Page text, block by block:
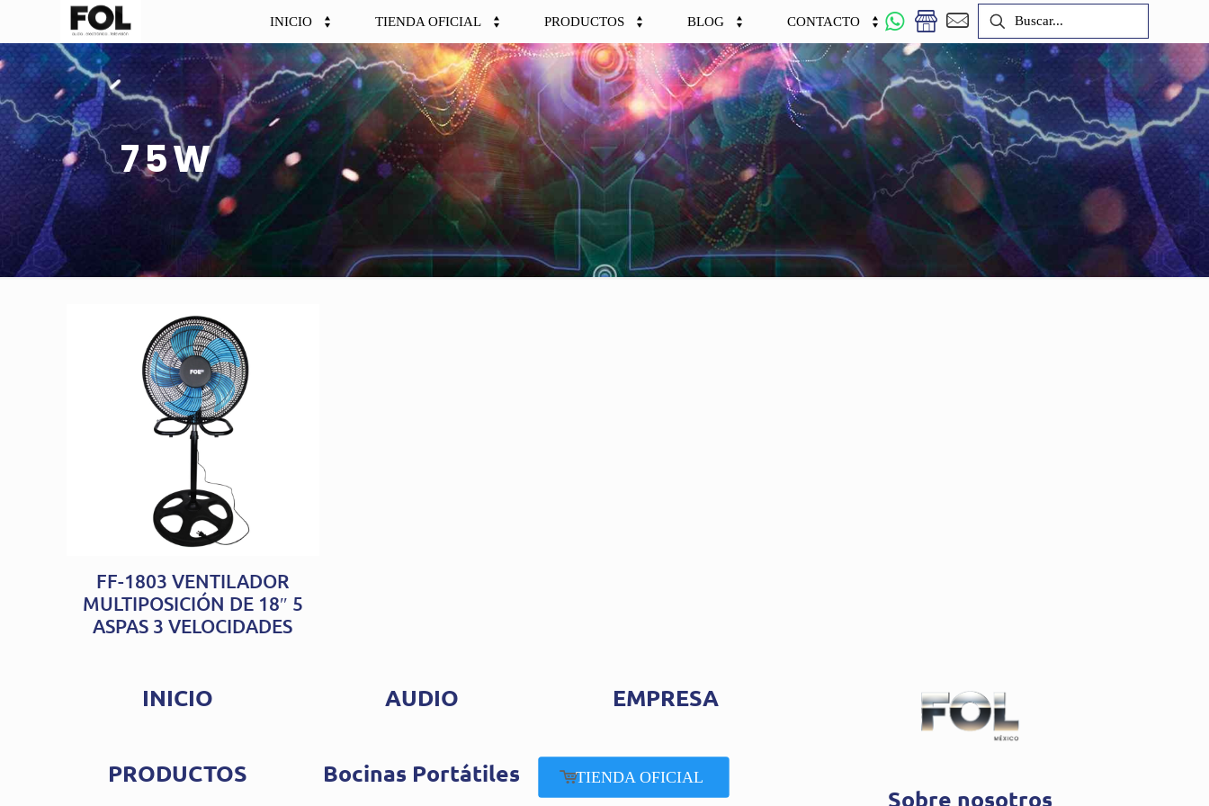
INICIO TIENDA OFICIAL PRODUCTOS BLOG CONTACTO
75W
FF-1803 VENTILADOR
MULTIPOSICIÓN DE 18″ 5
ASPAS 3 VELOCIDADES
INICIO AUDIO EMPRESA
PRODUCTOS Bocinas Portátiles TIENDA OFICIAL
Sobre nosotros